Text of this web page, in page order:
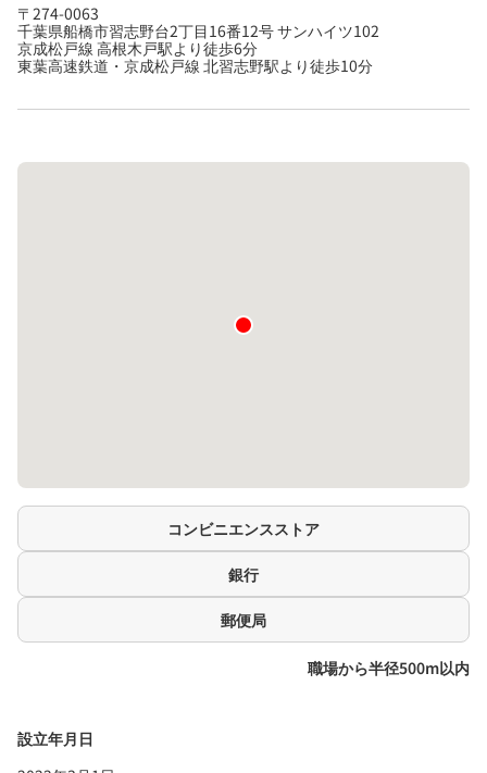
〒274-0063
千葉県船橋市習志野台2丁目16番12号 サンハイツ102
京成松戸線 高根木戸駅より徒歩6分
東葉高速鉄道・京成松戸線 北習志野駅より徒歩10分
コンビニエンスストア
銀行
郵便局
職場から半径500m以内
設立年月日